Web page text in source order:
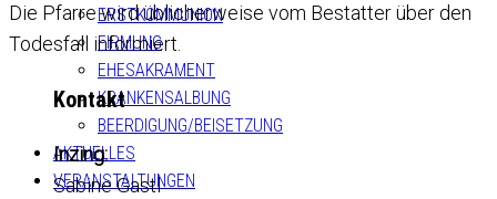
ERSTKOMMUNION
FIRMUNG
EHESAKRAMENT
KRANKENSALBUNG
BEERDIGUNG/BEISETZUNG
AKTUELLES
VERANSTALTUNGEN
Die Pfarre wird üblicherweise vom Bestatter über den
Todesfall informiert.
Kontakt
Inzing:
Sabine Gastl